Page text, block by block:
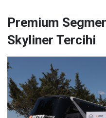
Premium
Skyliner Tercihi